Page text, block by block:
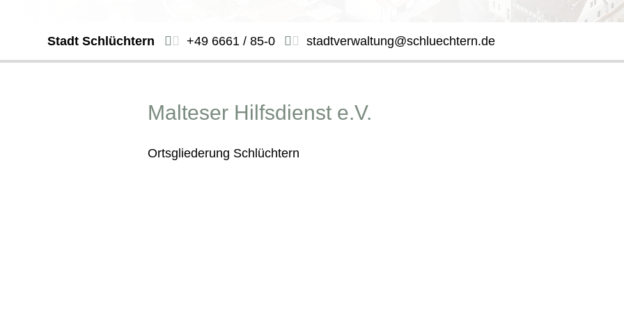
Stadt Schlüchtern +49 6661 / 85-0 stadtverwaltung@schluechtern.de
Malteser Hilfsdienst e.V.
Ortsgliederung Schlüchtern